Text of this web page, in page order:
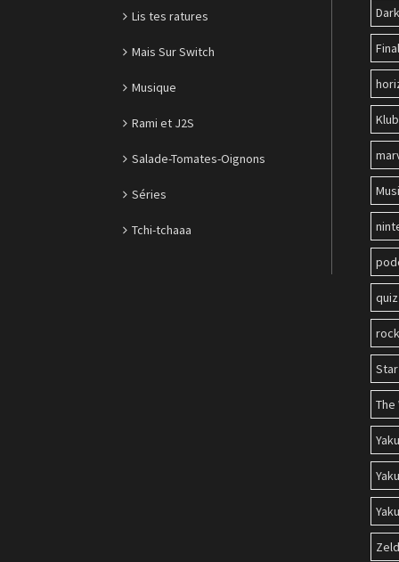
Lis tes ratures
Mais Sur Switch
Musique
Rami et J2S
Salade-Tomates-Oignons
Séries
Tchi-tchaaa
rock
The